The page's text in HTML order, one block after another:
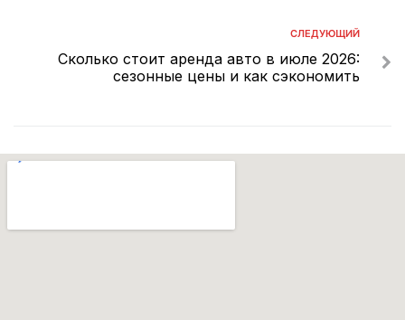
СЛЕДУЮЩИЙ
Сколько стоит аренда авто в июле 2026:
сезонные цены и как сэкономить